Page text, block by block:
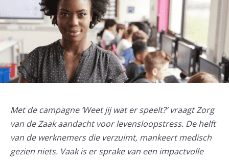
Met de campagne ‘Weet jij wat er speelt?’ vraagt Zorg
van de Zaak aandacht voor levensloopstress. De helft
van de werknemers die verzuimt, mankeert medisch
gezien niets. Vaak is er sprake van een impactvolle